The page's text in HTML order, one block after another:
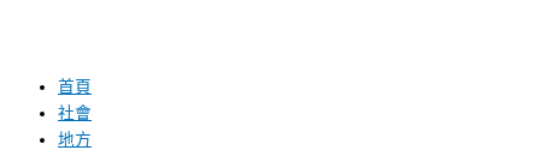
首頁
社會
地方